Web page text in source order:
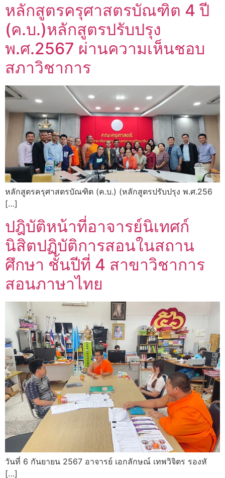
หลักสูตรครุศาสตรบัณฑิต 4 ปี
(ค.บ.)หลักสูตรปรับปรุง
พ.ศ.2567 ผ่านความเห็นชอบ
สภาวิชาการ
หลักสูตรครุศาสตรบัณฑิต (ค.บ.) (หลักสูตรปรับปรุง พ.ศ.256
[…]
ปฎิบัติหน้าที่อาจารย์นิเทศก์
นิสิตปฏิบัติการสอนในสถาน
ศึกษา ชั้นปีที่ 4 สาขาวิชาการ
สอนภาษาไทย
วันที่ 6 กันยายน 2567 อาจารย์ เอกลักษณ์ เทพวิจิตร รองหั
[…]